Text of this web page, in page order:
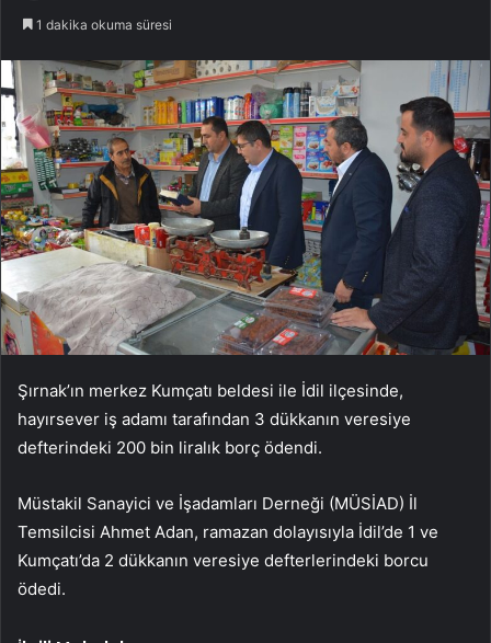
1 dakika okuma süresi
Şırnak’ın merkez Kumçatı beldesi ile İdil ilçesinde,
hayırsever iş adamı tarafından 3 dükkanın veresiye
defterindeki 200 bin liralık borç ödendi.
Müstakil Sanayici ve İşadamları Derneği (MÜSİAD) İl
Temsilcisi Ahmet Adan, ramazan dolayısıyla İdil’de 1 ve
Kumçatı’da 2 dükkanın veresiye defterlerindeki borcu
ödedi.